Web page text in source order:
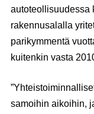
autoteollisuudessa
rakennusalalla
parikymmentä
kuitenkin vasta
samoihin aikoihin,